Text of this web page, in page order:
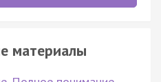
материалы